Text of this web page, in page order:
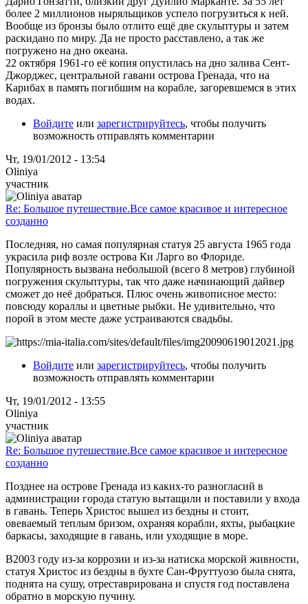
более 2 миллионов ныряльщиков успело погрузиться к ней.
Вообще из бронзы было отлито ещё две скульптуры и затем
раскидано по миру. Да не просто расставлено, а так же
погружено на дно океана.
22 октября 1961-го её копия опустилась на дно залива Сент-
Джорджес, центральной гавани острова Гренада, что на
Карибах в память погибшим на корабле, загоревшемся в этих
водах.
Войдите или зарегистрируйтесь, чтобы получить
возможность отправлять комментарии
Чт, 19/01/2012 - 13:54
Oliniya
участник
Re: Большое путешествие.Все самое красивое и интересное
созданно
Последняя, но самая популярная статуя 25 августа 1965 года
украсила риф возле острова Ки Ларго во Флориде.
Популярность вызвана небольшой (всего 8 метров) глубиной
погружения скульптуры, так что даже начинающий дайвер
сможет до неё добраться. Плюс очень живописное место:
повсюду кораллы и цветные рыбки. Не удивительно, что
порой в этом месте даже устраиваются свадьбы.
Войдите или зарегистрируйтесь, чтобы получить
возможность отправлять комментарии
Чт, 19/01/2012 - 13:55
Oliniya
участник
Re: Большое путешествие.Все самое красивое и интересное
созданно
Позднее на острове Гренада из каких-то разногласий в
администрации города статую вытащили и поставили у входа
в гавань. Теперь Христос вышел из бездны и стоит,
овеваемый теплым бризом, охраняя корабли, яхты, рыбацкие
баркасы, заходящие в гавань, или уходящие в море.
В2003 году из-за коррозии и из-за натиска морской живности,
статуя Христос из бездны в бухте Сан-Фруттуозо была снята,
поднята на сушу, отреставрирована и спустя год поставлена
обратно в морскую пучину.